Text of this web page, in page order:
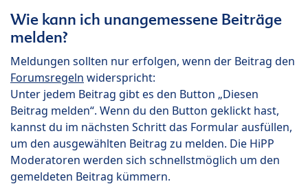
Wie kann ich unangemessene Beiträge
melden?
Meldungen sollten nur erfolgen, wenn der Beitrag den
Forumsregeln widerspricht:
Unter jedem Beitrag gibt es den Button „Diesen
Beitrag melden“. Wenn du den Button geklickt hast,
kannst du im nächsten Schritt das Formular ausfüllen,
um den ausgewählten Beitrag zu melden. Die HiPP
Moderatoren werden sich schnellstmöglich um den
gemeldeten Beitrag kümmern.